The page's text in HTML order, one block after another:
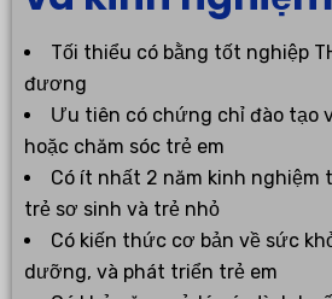
Tối thiểu có bằng tốt nghiệp
đương
Ưu tiên có chứng chỉ đào tạo
hoặc chăm sóc trẻ em
Có ít nhất 2 năm kinh nghiệm
trẻ sơ sinh và trẻ nhỏ
Có kiến thức cơ bản về sức
dưỡng, và phát triển trẻ em